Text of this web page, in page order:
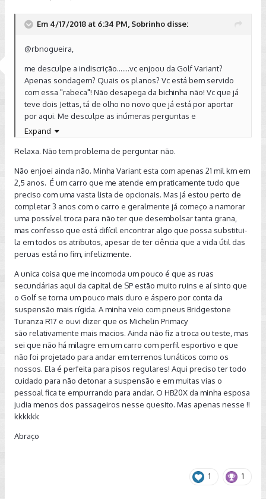
Em 4/17/2018 at 6:34 PM, Sobrinho disse:
@rbnogueira,
me desculpe a indiscrição.......vc enjoou da Golf Variant?
Apenas sondagem? Quais os planos? Vc está bem servido
com essa "rabeca"! Não desapega da bichinha não! Vc que já
teve dois Jettas, tá de olho no novo que já está por aportar
por aqui. Me desculpe as inúmeras perguntas e
curiosidades.....é que "um" amigo meu, mandou perguntar.
Abraçaço.
Expand
Relaxa. Não tem problema de perguntar não.
Não enjoei ainda não. Minha Variant esta com apenas 21 mil km em
2,5 anos. É um carro que me atende em praticamente tudo que
preciso com uma vasta lista de opcionais. Mas já estou perto de
completar 3 anos com o carro e geralmente já começo a namorar
uma possível troca para não ter que desembolsar tanta grana,
mas confesso que está difícil encontrar algo que possa substitui-
la em todos os atributos, apesar de ter ciência que a vida útil das
peruas está no fim, infelizmente.
A unica coisa que me incomoda um pouco é que as ruas
secundárias aqui da capital de SP estão muito ruins e aí sinto que
o Golf se torna um pouco mais duro e áspero por conta da
suspensão mais rígida. A minha veio com pneus Bridgestone
Turanza R17 e ouvi dizer que os Michelin Primacy
são relativamente mais macios. Ainda não fiz a troca ou teste, mas
sei que não há milagre em um carro com perfil esportivo e que
não foi projetado para andar em terrenos lunáticos como os
nossos. Ela é perfeita para pisos regulares! Aqui preciso ter todo
cuidado para não detonar a suspensão e em muitas vias o
pessoal fica te empurrando para andar. O HB20X da minha esposa
judia menos dos passageiros nesse quesito. Mas apenas nesse !!
kkkkkk
Abraço
1 1